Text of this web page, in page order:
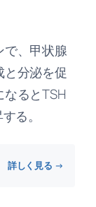
、甲状腺
分泌を促
るとTSH
る。
詳しく見る →